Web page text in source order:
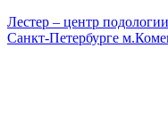
Лестер – центр
Санкт-Петербурге